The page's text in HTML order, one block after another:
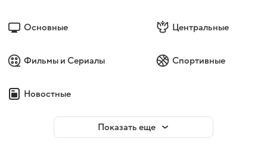
Основные Центральные
Фильмы и Сериалы Спортивные
Новостные
Показать еще